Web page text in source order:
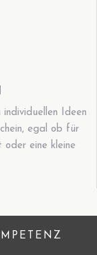
Ideen
egal ob für
eine kleine